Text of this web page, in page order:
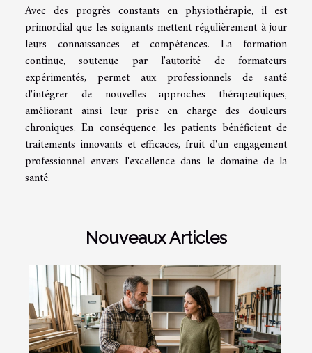
Avec des progrès constants en physiothérapie, il est
primordial que les soignants mettent régulièrement à jour
leurs connaissances et compétences. La formation
continue, soutenue par l'autorité de formateurs
expérimentés, permet aux professionnels de santé
d'intégrer de nouvelles approches thérapeutiques,
améliorant ainsi leur prise en charge des douleurs
chroniques. En conséquence, les patients bénéficient de
traitements innovants et efficaces, fruit d'un engagement
professionnel envers l'excellence dans le domaine de la
santé.
Nouveaux Articles